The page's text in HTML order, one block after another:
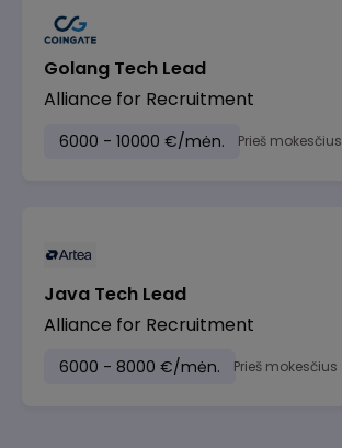
Golang Tech Lead
Alliance for Recruitment
6000 - 10000 €/mėn. Prieš mokesčius
Java Tech Lead
Alliance for Recruitment
6000 - 8000 €/mėn. Prieš mokesčius